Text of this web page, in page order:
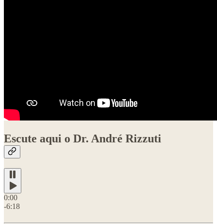
Escute aqui o Dr. André Rizzuti
0:00
-6:18